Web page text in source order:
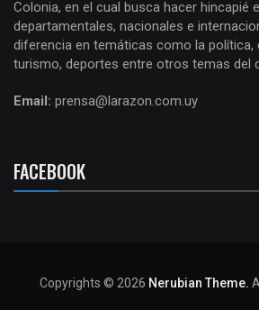
Colonia, en el cual busca hacer hincapié
departamentales, nacionales e
diferencia en temáticas como la política,
turismo, deportes entre otros temas del
Email: prensa@larazon.com.uy
FACEBOOK
Copyrights © 2026 Nerubian Theme.